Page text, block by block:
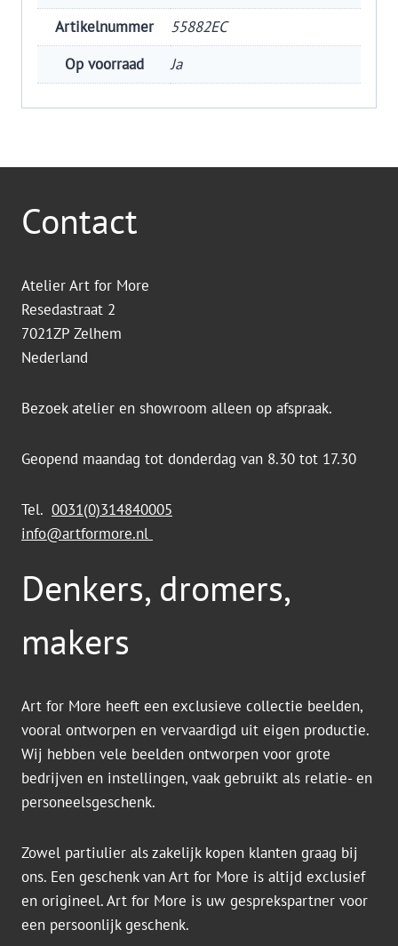
Artikelnummer
55882EC
Op voorraad
Ja
Contact
Atelier Art for More
Resedastraat 2
7021ZP Zelhem
Nederland
Bezoek atelier en showroom alleen op afspraak.
Geopend maandag tot donderdag van 8.30 tot 17.30
Tel. 0031(0)314840005
info@artformore.nl
Denkers, dromers,
makers
Art for More heeft een exclusieve collectie beelden,
vooral ontworpen en vervaardigd uit eigen productie.
Wij hebben vele beelden ontworpen voor grote
bedrijven en instellingen, vaak gebruikt als relatie- en
personeelsgeschenk.
Zowel partiulier als zakelijk kopen klanten graag bij
ons. Een geschenk van Art for More is altijd exclusief
en origineel. Art for More is uw gesprekspartner voor
een persoonlijk geschenk.